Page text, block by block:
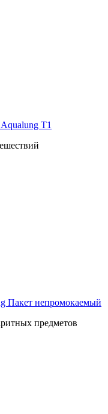
Т1
Пакет непромокаемый
предметов